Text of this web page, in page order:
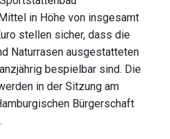
in Höhe von insgesamt
stellen sicher, dass die
Naturrasen ausgestatteten
bespielbar sind. Die
in der Sitzung am
Bürgerschaft